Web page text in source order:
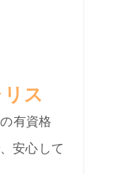
ス
有資格
安心して